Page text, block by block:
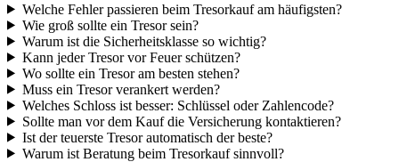
Welche Fehler passieren beim Tresorkauf am häufigsten?
Wie groß sollte ein Tresor sein?
Warum ist die Sicherheitsklasse so wichtig?
Kann jeder Tresor vor Feuer schützen?
Wo sollte ein Tresor am besten stehen?
Muss ein Tresor verankert werden?
Welches Schloss ist besser: Schlüssel oder Zahlencode?
Sollte man vor dem Kauf die Versicherung kontaktieren?
Ist der teuerste Tresor automatisch der beste?
Warum ist Beratung beim Tresorkauf sinnvoll?